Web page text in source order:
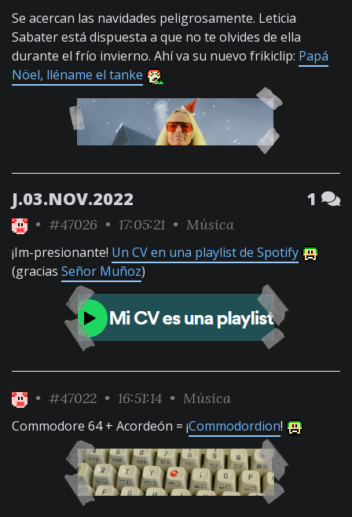
Se acercan las navidades peligrosamente. Leticia
Sabater está dispuesta a que no te olvides de ella
durante el frío invierno. Ahí va su nuevo frikiclip: Papá
Nöel, lléname el tanke
J.03.NOV.2022 1
• #47026 • 17:05:21 • Música
¡Im-presionante! Un CV en una playlist de Spotify
(gracias Señor Muñoz)
• #47022 • 16:51:14 • Música
Commodore 64 + Acordeón = ¡Commodordion!